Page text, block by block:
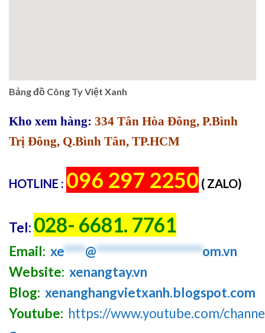
Bảng đồ Công Ty Việt Xanh
Kho xem hàng: 334 Tân Hòa Đông, P.Bình
Trị Đông, Q.Bình Tân, TP.HCM
HOTLINE : 096 297 2250 ( ZALO)
Tel: 028- 6681. 7761
Email: xe****@********************om.vn
Website: xenangtay.vn
Blog: xenanghangvietxanh.blogspot.com
Youtube: https://www.youtube.com/